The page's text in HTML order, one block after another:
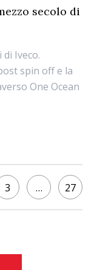
secolo di
Iveco.
spin off e la
One Ocean
3 … 27